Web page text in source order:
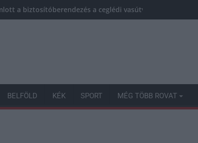
a biztosítóberendezés a ceglédi vasútvonalon,
BELFÖLD KÉK SPORT MÉG TÖBB ROVAT